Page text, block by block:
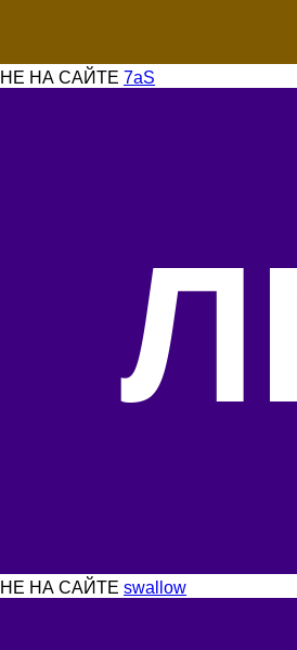
НЕ НА САЙТЕ 7aS
НЕ НА САЙТЕ swallow